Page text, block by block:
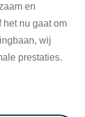
en
het nu gaat om
wij
prestaties.